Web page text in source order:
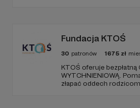
Fundacja KTOŚ
30 patronów 1675 zł
KTOŚ oferuje bezpłatną
WYTCHNIENIOWĄ.
złapać oddech